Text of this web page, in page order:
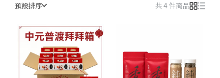
預設排序 共 4 件商品